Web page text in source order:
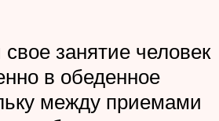
занятие человек
в обеденное
между приемами